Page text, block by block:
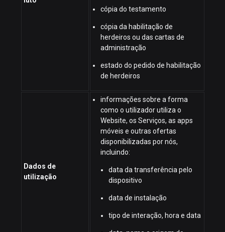
cópia do testamento
cópia da habilitação de
herdeiros ou das cartas de
administração
estado do pedido de habilitação
de herdeiros
Dados de
utilização
informações sobre a forma
como o utilizador utiliza o
Website, os Serviços, as apps
móveis e outras ofertas
disponibilizadas por nós,
incluindo:
data da transferência pelo
dispositivo
data de instalação
tipo de interação, hora e data